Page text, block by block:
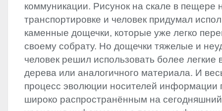
коммуникации. Рисунок на скале в пещере
транспортировке и человек придумал
каменные дощечки, которые уже легко
своему собрату. Но дощечки тяжелые и
человек решил использовать более
дерева или аналогичного материала. И
процесс эволюции носителей информации
широко распространённым на